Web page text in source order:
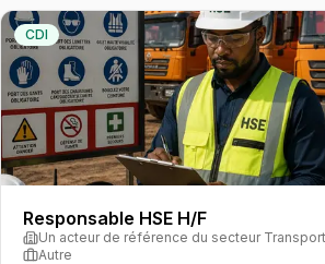
CDI
Responsable HSE H/F
Un acteur de référence du secteur
Autre